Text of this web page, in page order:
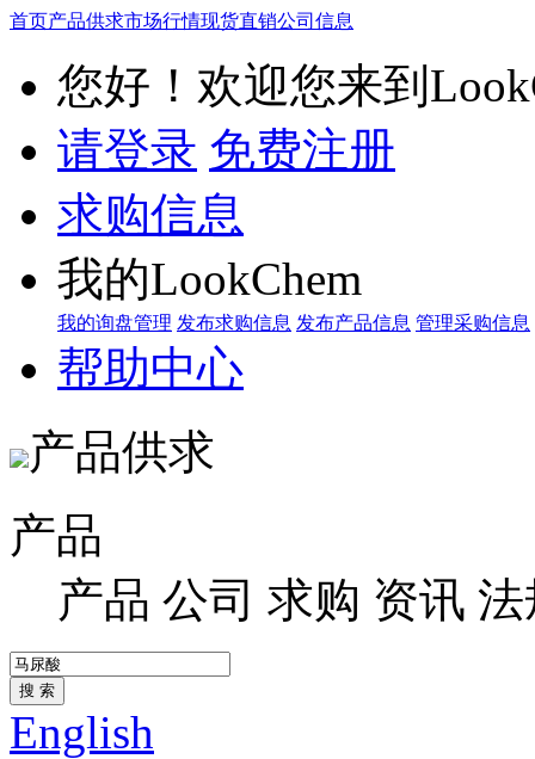
首页产品供求市场行情现货直销公司信息
您好！欢迎您来到
请登录 免费注册
求购信息
我的LookChem
我的询盘管理 发布求购信息 发布产品信息 管理采购信息
帮助中心
产品供求
产品
产品 公司 求购 资讯 法
搜 索
English